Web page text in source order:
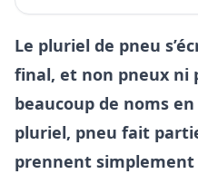
Le pluriel de pneu
final, et non pneux ni
beaucoup de noms
pluriel, pneu fait
prennent simplement